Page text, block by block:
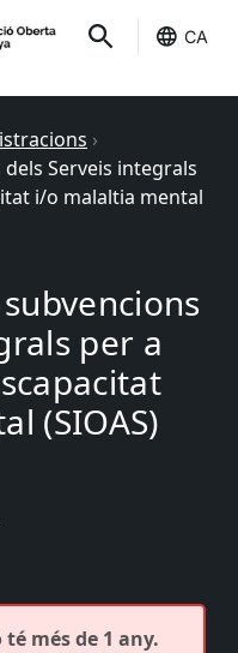
CA
›
Serveis integrals
i/o malaltia mental
per a
(SIOAS)
més de 1 any.